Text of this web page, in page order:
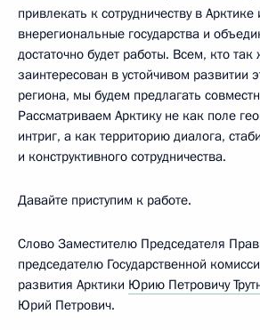
привлекать к сотрудничеству в
внерегиональные государства и
достаточно будет работы. Всем, кто
заинтересован в устойчивом развитии
региона, мы будем предлагать
Рассматриваем Арктику не как поле
интриг, а как территорию диалога,
и конструктивного сотрудничества.
Давайте приступим к работе.
Слово Заместителю Председателя
председателю Государственной
развития Арктики Юрию Петровичу
Юрий Петрович.